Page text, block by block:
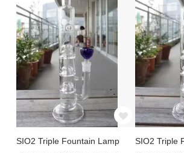
SIO2 Triple Fountain Lamp SIO2 Triple